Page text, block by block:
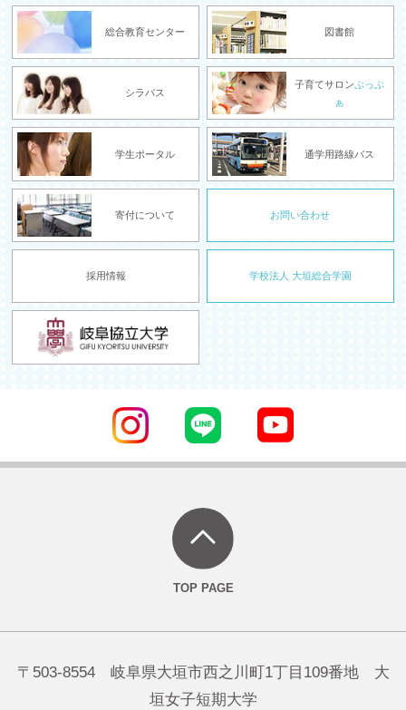
総合教育センター 図書館
シラバス
子育てサロンぷっぷ
ぁ
学生ポータル 通学用路線バス
寄付について お問い合わせ
採用情報 学校法人 大垣総合学園
〒503-8554 岐阜県大垣市西之川町1丁目109番地 大
垣女子短期大学